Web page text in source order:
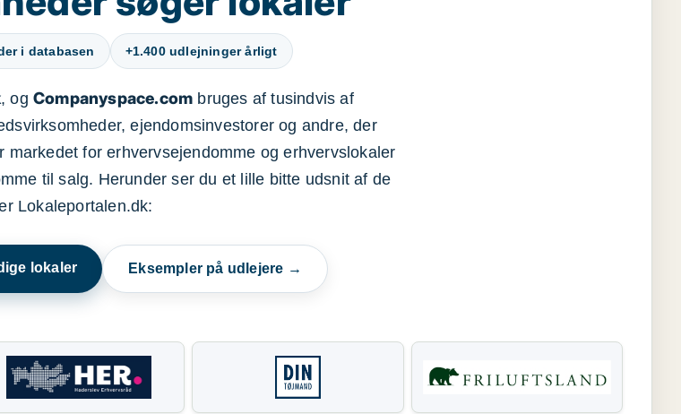
i databasen +1.400 udlejninger årligt
, og Companyspace.com bruges af tusindvis af
ejendomsinvestorer og andre, der
for erhvervsejendomme og erhvervslokaler
til salg. Herunder ser du et lille bitte udsnit af de
Lokaleportalen.dk:
lokaler Eksempler på udlejere →